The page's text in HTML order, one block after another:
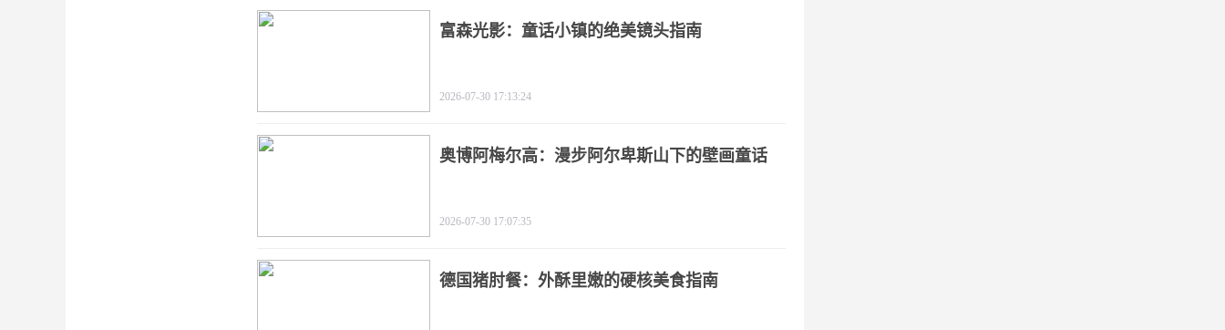
富森光影：童话小镇的绝美镜头指南
2026-07-30 17:13:24
奥博阿梅尔高：漫步阿尔卑斯山下的壁画童话
2026-07-30 17:07:35
德国猪肘餐：外酥里嫩的硬核美食指南